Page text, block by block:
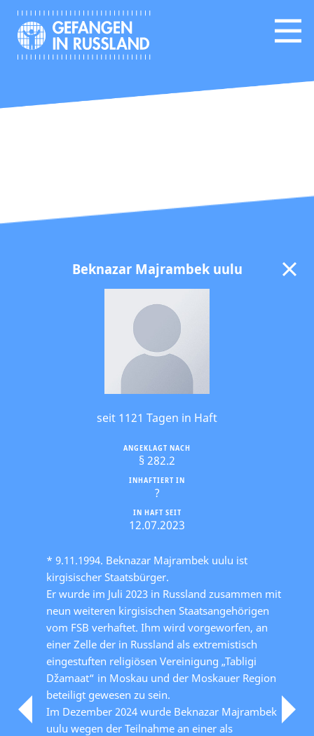
Beknazar Majrambek uulu
seit 1121 Tagen in Haft
IN HAFT SEIT
12.07.2023
INHAFTIERT IN
?
ANGEKLAGT NACH
§ 282.2
* 9.11.1994. Beknazar Majrambek uulu ist
kirgisischer Staatsbürger.
Er wurde im Juli 2023 in Russland zusammen mit
neun weiteren kirgisischen Staatsangehörigen
vom FSB verhaftet. Ihm wird vorgeworfen, an
einer Zelle der in Russland als extremistisch
eingestuften religiösen Vereinigung „Tabligi
Džamaat“ in Moskau und der Moskauer Region
beteiligt gewesen zu sein.
Im Dezember 2024 wurde Beknazar Majrambek
uulu wegen der Teilnahme an einer als